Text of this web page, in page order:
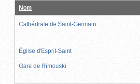
Nom
Cathédrale de Saint-Germain
Église d'Esprit-Saint
Gare de Rimouski